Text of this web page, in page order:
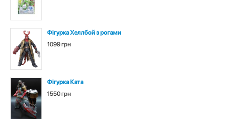
Фігурка Хеллбой з рогами
1099 грн
Фігурка Ката
1550 грн